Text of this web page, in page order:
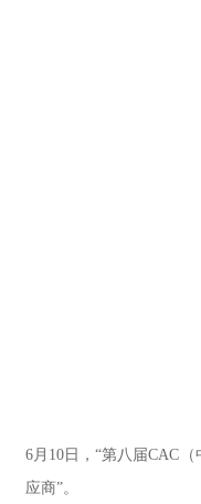
6月 10 日，“第八届CAC
应商”。